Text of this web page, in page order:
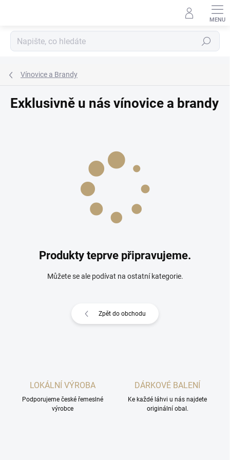
Hledat
Vínovice a Brandy
Exklusivně u nás vínovice a brandy
Produkty teprve připravujeme.
Můžete se ale podívat na ostatní kategorie.
Zpět do obchodu
LOKÁLNÍ VÝROBA
Podporujeme české řemeslné
výrobce
DÁRKOVÉ BALENÍ
Ke každé láhvi u nás najdete
originální obal.